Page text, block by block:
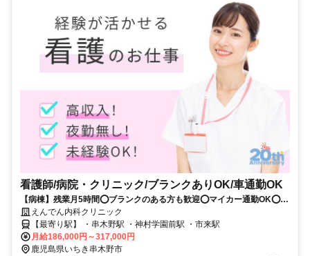
看護師/病院・クリニック/ブランクありOK/車通勤OK
【病棟】残業月5時間⭕ブランクのある方も歓迎⭕マイカー通勤OK⭕働
きやすい環境が整っています⭐彡
えんでん内科クリニック
【最寄り駅】 ・串木野駅 ・神村学園前駅 ・市来駅
月給186,000円～317,000円
鹿児島県いちき串木野市